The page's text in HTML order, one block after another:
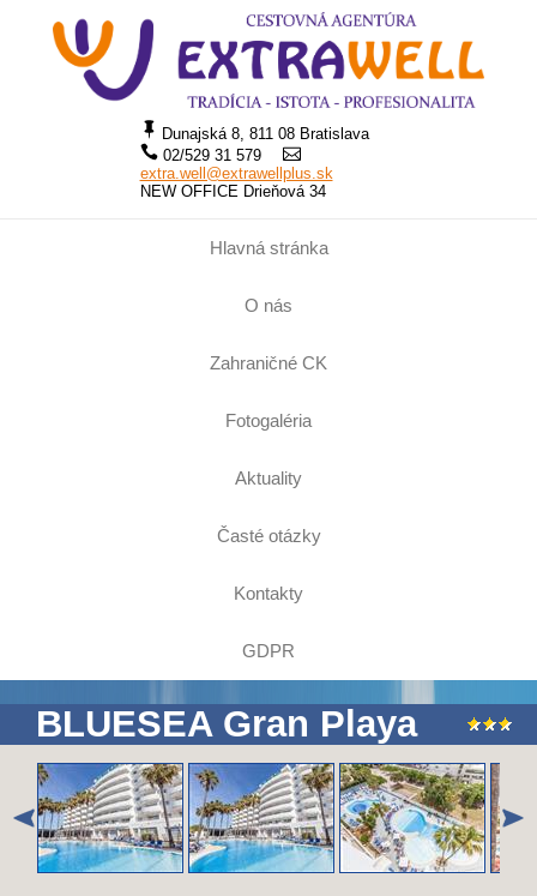
Dunajská 8, 811 08 Bratislava
02/529 31 579
extra.well@extrawellplus.sk
NEW OFFICE Drieňová 34
Hlavná stránka
O nás
Zahraničné CK
Fotogaléria
Aktuality
Časté otázky
Kontakty
GDPR
BLUESEA Gran Playa